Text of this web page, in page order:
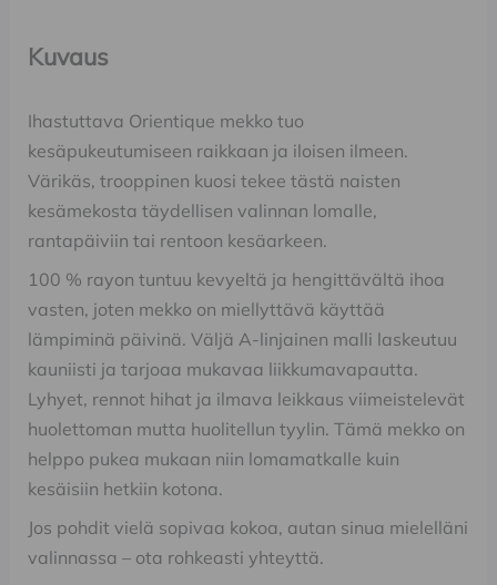
Kuvaus
Ihastuttava Orientique mekko tuo
kesäpukeutumiseen raikkaan ja iloisen ilmeen.
Värikäs, trooppinen kuosi tekee tästä naisten
kesämekosta täydellisen valinnan lomalle,
rantapäiviin tai rentoon kesäarkeen.
100 % rayon tuntuu kevyeltä ja hengittävältä ihoa
vasten, joten mekko on miellyttävä käyttää
lämpiminä päivinä. Väljä A-linjainen malli laskeutuu
kauniisti ja tarjoaa mukavaa liikkumavapautta.
Lyhyet, rennot hihat ja ilmava leikkaus viimeistelevät
huolettoman mutta huolitellun tyylin. Tämä mekko on
helppo pukea mukaan niin lomamatkalle kuin
kesäisiin hetkiin kotona.
Jos pohdit vielä sopivaa kokoa, autan sinua mielelläni
valinnassa – ota rohkeasti yhteyttä.